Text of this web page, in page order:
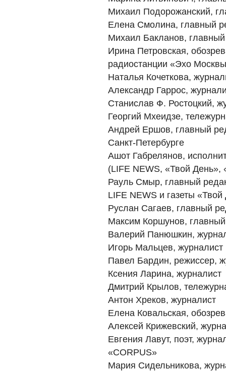
Михаил Подорожанский,
Елена Смолина, главный
Михаил Бакланов,
Ирина Петровская,
радиостанции «Эхо
Наталья Кочеткова,
Александр Гаррос,
Станислав Ф. Ростоцкий,
Георгий Мхеидзе,
Андрей Ершов, главный
Санкт-Петербурге
Ашот Габрелянов,
(LIFE NEWS, «Твой
Рауль Смыр, главный
LIFE NEWS и газеты «Твой
Руслан Сагаев, главный
Максим Коршунов,
Валерий Панюшкин,
Игорь Мальцев, журналист
Павел Бардин, режиссер,
Ксения Ларина, журналист
Дмитрий Крылов,
Антон Хреков, журналист
Елена Ковальская,
Алексей Крижевский,
Евгения Лавут, поэт,
«CORPUS»
Мария Сидельникова,